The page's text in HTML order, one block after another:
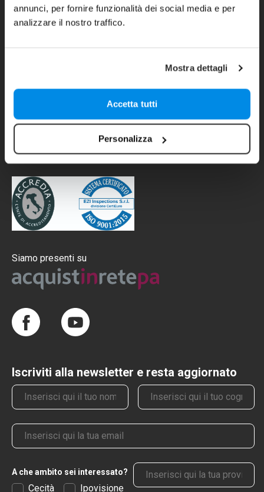
annunci, per fornire funzionalità dei social media e per
analizzare il nostro traffico.
Mostra dettagli
Accetta tutti
Personalizza
049 9366933
Mail: info@tiflosystem.it
Politica aziendale sulla qualità
Siamo presenti su
Iscriviti alla newsletter e resta aggiornato
Nome Cognome
Email
A che ambito sei interessato?
Cecità Ipovisione
Provincia